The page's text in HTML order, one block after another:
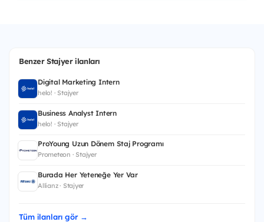
Benzer Stajyer ilanları
Digital Marketing Intern
helo! · Stajyer
Business Analyst Intern
helo! · Stajyer
ProYoung Uzun Dönem Staj Programı
Prometeon · Stajyer
Burada Her Yeteneğe Yer Var
Allianz · Stajyer
Tüm ilanları gör →